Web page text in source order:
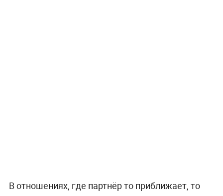
В отношениях, где партнёр то приближает, то